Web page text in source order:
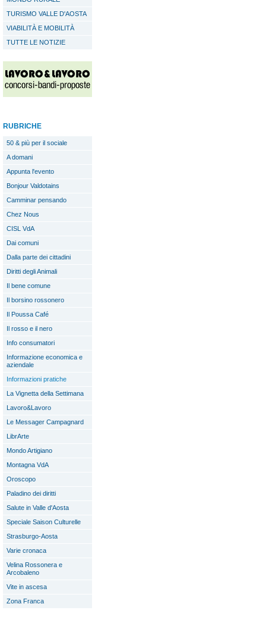
TURISMO VALLE D'AOSTA
VIABILITÀ E MOBILITÀ
TUTTE LE NOTIZIE
RUBRICHE
50 & più per il sociale
A domani
Appunta l'evento
Bonjour Valdotains
Camminar pensando
Chez Nous
CISL VdA
Dai comuni
Dalla parte dei cittadini
Diritti degli Animali
Il bene comune
Il borsino rossonero
Il Poussa Café
Il rosso e il nero
Info consumatori
Informazione economica e
aziendale
Informazioni pratiche
La Vignetta della Settimana
Lavoro&Lavoro
Le Messager Campagnard
LibrArte
Mondo Artigiano
Montagna VdA
Oroscopo
Paladino dei diritti
Salute in Valle d'Aosta
Speciale Saison Culturelle
Strasburgo-Aosta
Varie cronaca
Velina Rossonera e
Arcobaleno
Vite in ascesa
Zona Franca